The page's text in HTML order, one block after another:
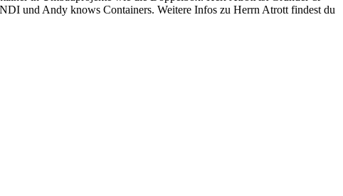
und Andy knows Containers. Weitere Infos zu Herrn Atrott findest du